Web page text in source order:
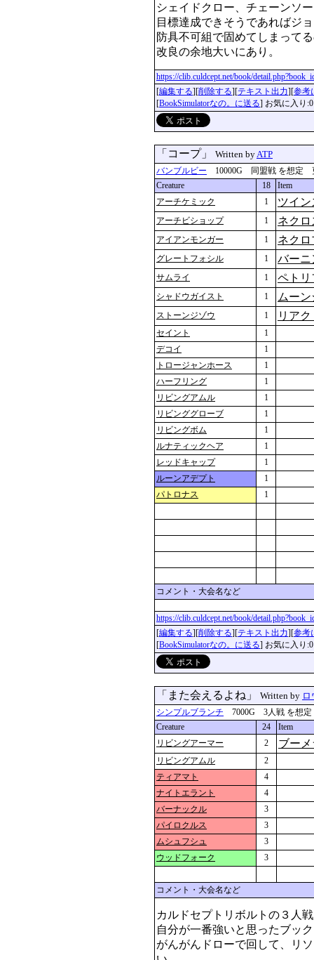
シェイドクロー、チェーンソ
目標達成できそうであればジ
防具不可組で固めてしまって
改良の余地大いにあり。
https://clib.culdcept.net/book/
[編集する][削除する][テキスト出力][参考
[BookSimulatorなの。に送る] お気に入り:0
「コープ」 Written byATP
バンブルビー 10000G 同盟戦 を想定 更
Creature
18
Item
アーチケミック
1 ツイ
アーチビショップ 1 ネク
アイアンモンガー 1 ネク
グレートフォシル 1 バーニ
サムライ 1 ペトリ
シャドウガイスト 1 ムー
ストーンジゾウ 1 リア
セイント
1
デコイ
1
トロージャンホース
1
ハーフリング
1
リビングアムル
1
リビンググローブ
1
リビングボム
1
ルナティックヘア
1
レッドキャップ
1
ルーンアデプト
1
パトロナス
1
コメント・大会名など
https://clib.culdcept.net/book/
[編集する][削除する][テキスト出力][参考
[BookSimulatorなの。に送る] お気に入り:0
「また会えるよね」 Written by ロ
シンプルブランチ 7000G 3人戦 を想定
Creature
24
Item
リビングアーマー
2 ブー
リビングアムル
2
ティアマト
4
ナイトエラント
4
バーナックル
3
パイロクルス
3
ムシュフシュ
3
ウッドフォーク
3
コメント・大会名など
カルドセプトリボルトの３人
自分が一番強いと思ったブッ
がんがんドローで回して、リ